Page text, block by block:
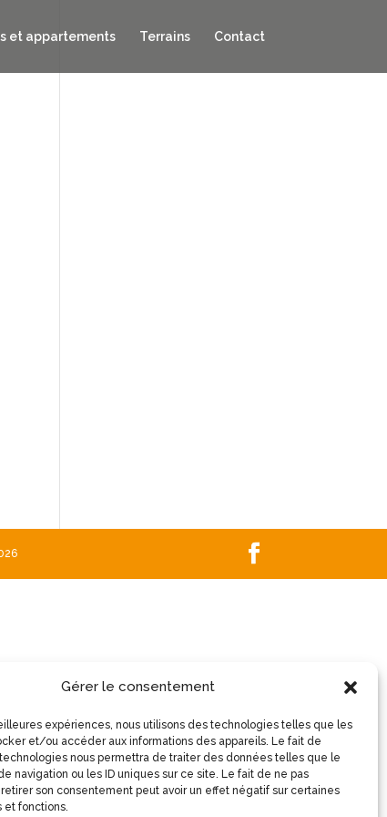
Gérer le consentement
expériences, nous utilisons des technologies telles que les
et/ou accéder aux informations des appareils. Le fait de
nous permettra de traiter des données telles que le
navigation ou les ID uniques sur ce site. Le fait de ne pas
son consentement peut avoir un effet négatif sur certaines
et fonctions.
et appartements Terrains Contact